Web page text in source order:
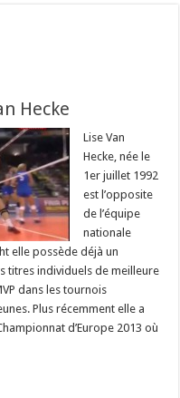
Hecke
Lise Van
Hecke, née le
1er juillet 1992
est l’opposite
de l’équipe
nationale
elle possède déjà un
titres individuels de meilleure
dans les tournois
Plus récemment elle a
d’Europe 2013 où